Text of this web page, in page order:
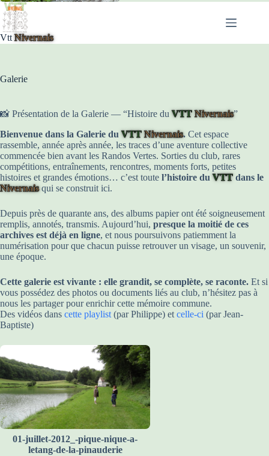
Passer
au
contenu
VttNivernais
Galerie
📸 Présentation de la Galerie — “Histoire duVTT Nivernais”
Bienvenue dans la Galerie duVTT Nivernais. Cet espace
rassemble, année après année, les traces d’une aventure collective
commencée bien avant les Randos Vertes. Sorties du club, rares
compétitions, entraînements, rencontres, moments forts, petites
histoires et grandes émotions… c’est toute l’histoire duVTTdans le
Nivernaisqui se construit ici.
Depuis près de quarante ans, des albums papier ont été soigneusement
remplis, annotés, transmis. Aujourd’hui, presque la moitié de ces
archives est déjà en ligne, et nous poursuivons patiemment la
numérisation pour que chacun puisse retrouver un visage, un souvenir,
une époque.
Cette galerie est vivante : elle grandit, se complète, se raconte. Et si
vous possédez des photos ou documents liés au club, n’hésitez pas à
nous les partager pour enrichir cette mémoire commune.
Des vidéos dans cette playlist (par Philippe) et celle-ci (par Jean-
Baptiste)
01-juillet-2012_-pique-nique-a-
letang-de-la-pinauderie